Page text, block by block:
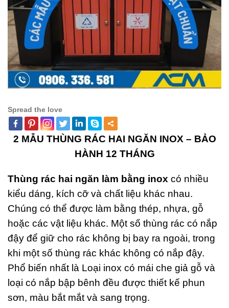
Spread the love
2 MẪU THÙNG RÁC HAI NGĂN INOX – BẢO
HÀNH 12 THÁNG
Thùng rác hai ngăn làm bằng inox có nhiều
kiểu dáng, kích cỡ và chất liệu khác nhau.
Chúng có thể được làm bằng thép, nhựa, gỗ
hoặc các vật liệu khác. Một số thùng rác có nắp
đậy để giữ cho rác không bị bay ra ngoài, trong
khi một số thùng rác khác không có nắp đậy.
Phổ biến nhất là Loại inox có mái che giả gỗ và
loại có nắp bập bênh đều được thiết kế phun
sơn, màu bắt mắt và sang trọng.
Rác
hiện
Bảy